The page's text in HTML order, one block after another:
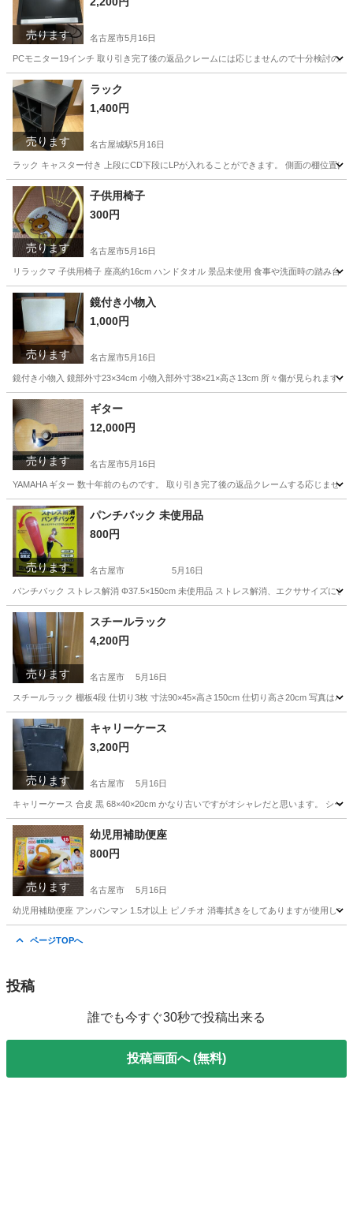
売ります 名古屋市5月16日
PCモニター19インチ 取り引き完了後の返品クレームには応じませんので十分検討の
愛知 名古屋市 パソコン
売ります
ラック
1,400円
名古屋城駅5月16日
ラック キャスター付き 上段にCD下段にLPが入れることができます。 側面の棚位置
愛知 名古屋市 名古屋城駅
売ります
子供用椅子
300円
名古屋市5月16日
リラックマ 子供用椅子 座高約16cm ハンドタオル 景品未使用 食事や洗面時の踏み台
愛知 名古屋市 ベビー用品
売ります
鏡付き小物入
1,000円
名古屋市5月16日
鏡付き小物入 鏡部外寸23×34cm 小物入部外寸38×21×高さ13cm 所々傷が見られます
愛知 名古屋市
売ります
ギター
12,000円
名古屋市5月16日
YAMAHA ギター 数十年前のものです。 取り引き完了後の返品クレームする応じませ
愛知 名古屋市 弦楽器、ギター
売ります
パンチバック 未使用品
800円
名古屋市 5月16日
パンチバック ストレス解消 Φ37.5×150cm 未使用品 ストレス解消、エクササイズに
愛知 名古屋市 フィットネス、トレーニング
売ります
スチールラック
4,200円
名古屋市 5月16日
スチールラック 棚板4段 仕切り3枚 寸法90×45×高さ150cm 仕切り高さ20cm 写真は
愛知 名古屋市 家具
売ります
キャリーケース
3,200円
名古屋市 5月16日
キャリーケース 合皮 黒 68×40×20cm かなり古いですがオシャレだと思います。 シー
愛知 名古屋市 バッグ キャリー
売ります
幼児用補助便座
800円
名古屋市 5月16日
幼児用補助便座 アンパンマン 1.5才以上 ピノチオ 消毒拭きをしてありますが使用し
ページTOPへ
投稿
誰でも今すぐ30秒で投稿出来る
投稿画面へ (無料)